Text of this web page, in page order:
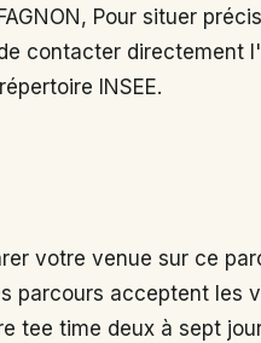
Pour situer
contacter directement
INSEE.
votre venue sur ce
parcours acceptent les
tee time deux à sept